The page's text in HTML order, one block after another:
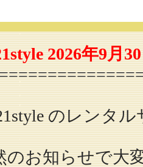
2026年9月
のレンタ
のお知らせで大